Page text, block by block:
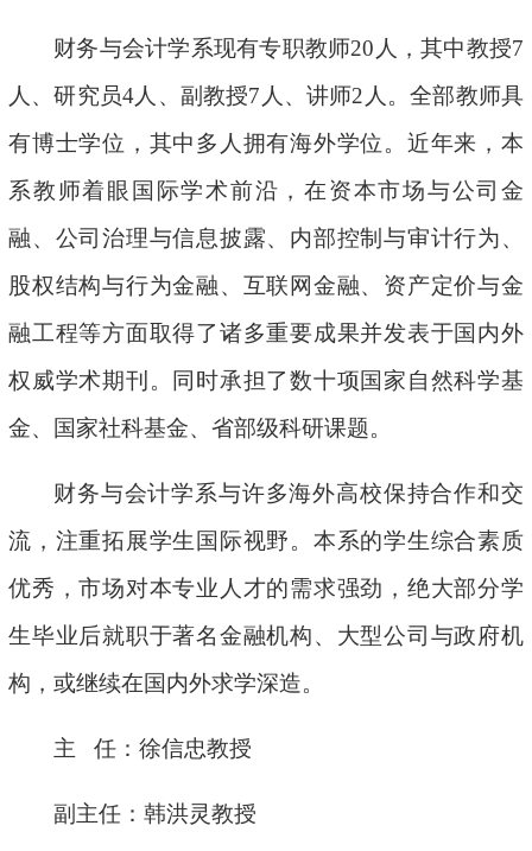
财务与会计学系现有专职教师20人，其中教授7
人、研究员4人、副教授7人、讲师2人。全部教师具
有博士学位，其中多人拥有海外学位。近年来，本
系教师着眼国际学术前沿，在资本市场与公司金
融、公司治理与信息披露、内部控制与审计行为、
股权结构与行为金融、互联网金融、资产定价与金
融工程等方面取得了诸多重要成果并发表于国内外
权威学术期刊。同时承担了数十项国家自然科学基
金、国家社科基金、省部级科研课题。
财务与会计学系与许多海外高校保持合作和交
流，注重拓展学生国际视野。本系的学生综合素质
优秀，市场对本专业人才的需求强劲，绝大部分学
生毕业后就职于著名金融机构、大型公司与政府机
构，或继续在国内外求学深造。
主 任：徐信忠教授
副主任：韩洪灵教授